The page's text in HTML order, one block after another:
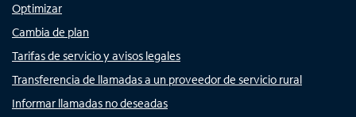
Optimizar
Cambia de plan
Tarifas de servicio y avisos legales
Transferencia de llamadas a un proveedor de servicio rural
Informar llamadas no deseadas